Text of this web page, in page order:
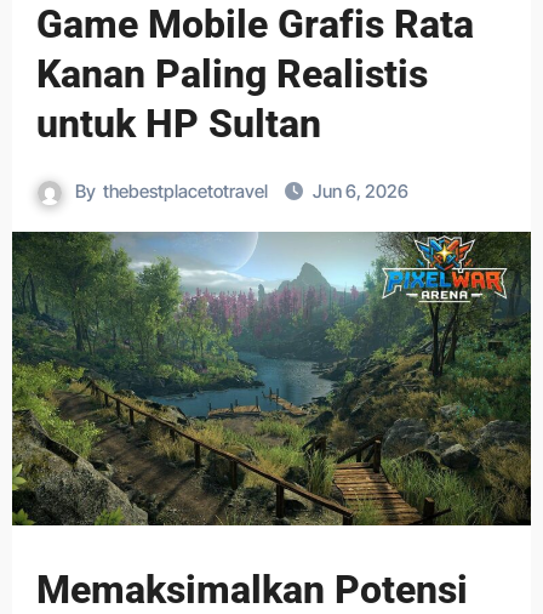
Game Mobile Grafis Rata
Kanan Paling Realistis
untuk HP Sultan
By thebestplacetotravel Jun 6, 2026
Memaksimalkan Potensi